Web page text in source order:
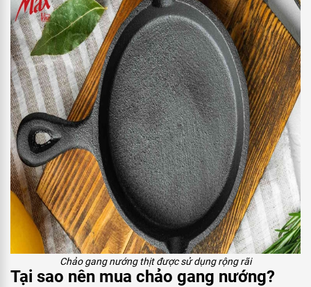
Chảo gang nướng thịt được sử dụng rộng rãi
Tại sao nên mua chảo gang nướng?